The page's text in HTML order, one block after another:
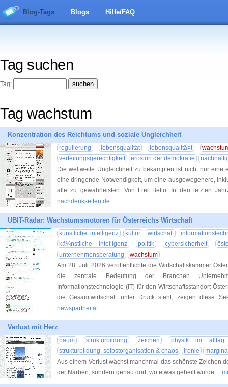
Blog-Tags Blogs Hilfe/FAQ
Tag suchen
Tag:
Tag wachstum
Konzentration des Reichtums und soziale Ungleichheit
regulierung lebensqualität lebensqualitã¤t
verteilungsgerechtigkeit
erosion der demokratie
Die weltweite Ungleichheit zu bekämpfen ist nicht nur eine
eine dringende Notwendigkeit, um eine ausgewogenere,
alle zu gewährleisten. Von Frei Betto. In den letzten
nachdenkseiten.de
UBIT-Radar: Wachstumsmotoren für Österreichs Wirtschaft
künstliche intelligenz kultur wirtschaft
kã¼nstliche intelligenz
politik cybersicherheit
unternehmensberatung
wachstum
Am 28. Juli 2026 veröffentlichte die Wirtschaftskammer
die zentrale Bedeutung der Branchen
Informationstechnologie (IT) für den Wirtschaftsstandort
die Gesamtwirtschaft unter Druck steht, zeigen diese
newspartner.at
Verlust mit Herz
baum strukturbildung zeichen
physik im alltag
strukturbildung, selbstorganisation & chaos
ironie
Aus einem Verlust wächst manchmal das schönste Zeichen
der Narben, sondern genau dort, wo etwas geheilt wurde....